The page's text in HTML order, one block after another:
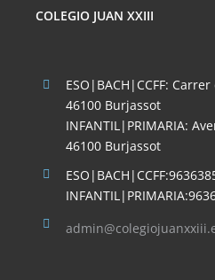
COLEGIO JUAN XXIII
ESO|BACH|CCFF:
46100 Burjassot
INFANTIL|PRIMARIA:
46100 Burjassot